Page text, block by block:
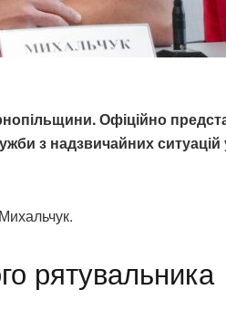
Офіційно
з надзвичайних ситуацій
рятувальника